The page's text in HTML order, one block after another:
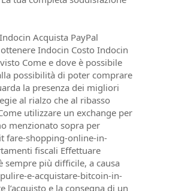
Acquista PayPal
Indocin Costo Indocin
Come e dove è possibile
possibilità di poter comprare
la presenza dei migliori
al rialzo che al ribasso
utilizzare un exchange per
menzionato sopra per
fare-shopping-online-in-
fiscali Effettuare
più difficile, a causa
e-acquistare-bitcoin-in-
e la consegna di un